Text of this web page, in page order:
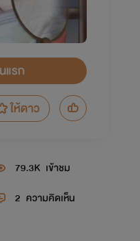
แรก
ให้ดาว
79.3K เข้าชม
2 ความคิดเห็น